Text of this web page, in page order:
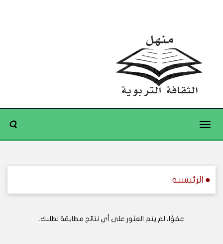
Toggle
● الرئيسية
عفوًا، لم يتم العثور على أي نتائج مطابقة لطلبك.